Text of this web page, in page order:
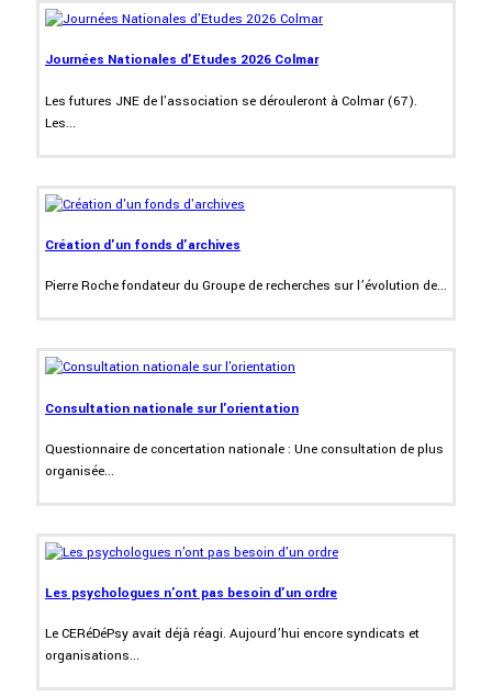
Journées Nationales d'Etudes 2026 Colmar
Les futures JNE de l'association se dérouleront à Colmar (67).
Les...
Création d'un fonds d'archives
Pierre Roche fondateur du Groupe de recherches sur l’évolution de...
Consultation nationale sur l'orientation
Questionnaire de concertation nationale : Une consultation de plus
organisée...
Les psychologues n'ont pas besoin d'un ordre
Le CERéDéPsy avait déjà réagi. Aujourd’hui encore syndicats et
organisations...